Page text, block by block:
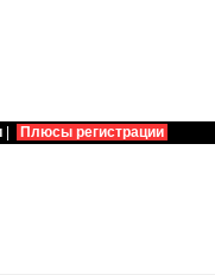
Плюсы регистрации